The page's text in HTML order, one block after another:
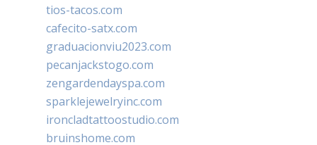
tios-tacos.com
cafecito-satx.com
graduacionviu2023.com
pecanjackstogo.com
zengardendayspa.com
sparklejewelryinc.com
ironcladtattoostudio.com
bruinshome.com